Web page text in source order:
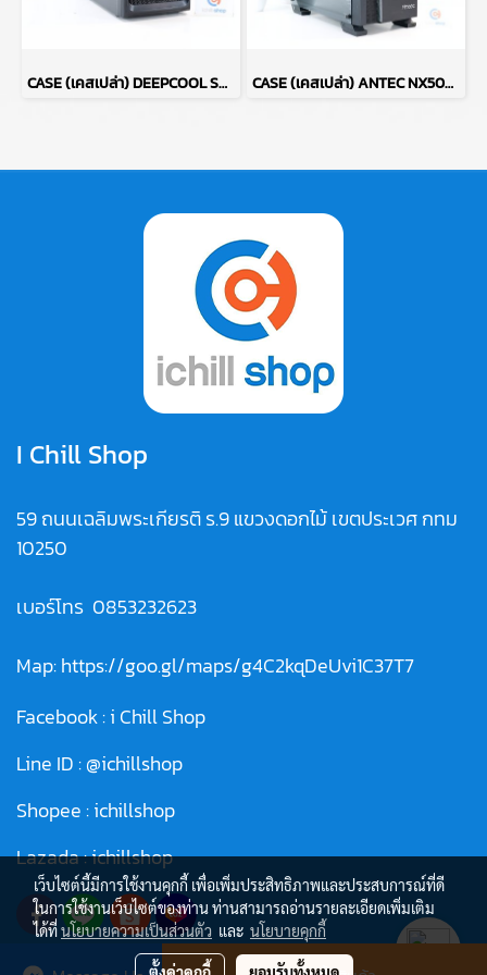
CASE (เคสเปล่า) DEEPCOOL SMARTER LED (BLACK) P15174 CASE (เคสเปล่า) ANTEC NX500 (BLACK) P17379
I Chill Shop
59 ถนนเฉลิมพระเกียรติ ร.9 แขวงดอกไม้ เขตประเวศ กทม
10250
เบอร์โทร 0853232623
Map:https://goo.gl/maps/g4C2kqDeUvi1C37T7
Facebook :i Chill Shop
Line ID :@ichillshop
Shopee :ichillshop
Lazada :ichillshop
เว็บไซต์นี้มีการใช้งานคุกกี้ เพื่อเพิ่มประสิทธิภาพและประสบการณ์ที่ดี
ในการใช้งานเว็บไซต์ของท่าน ท่านสามารถอ่านรายละเอียดเพิ่มเติม
ได้ที่นโยบายความเป็นส่วนตัว และ นโยบายคุกกี้